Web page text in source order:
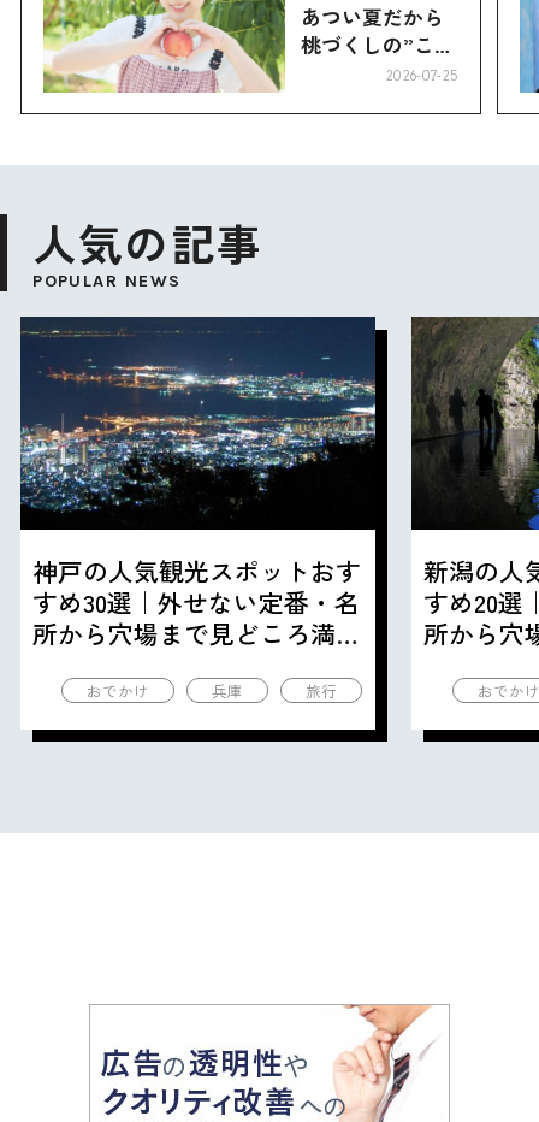
あつい夏だから
桃づくしの”こお
2026-07-25
人気の記事
POPULAR NEWS
神戸の人気観光スポットおす
すめ30選｜外せない定番・名
所から穴場まで見どころ満載
おでかけ 兵庫 旅行
新潟の人
すめ20選
所から穴
おでか